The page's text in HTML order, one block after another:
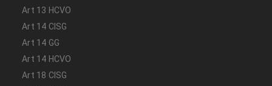
Art 13 HCVO
Art 14 CISG
Art 14 GG
Art 14 HCVO
Art 18 CISG